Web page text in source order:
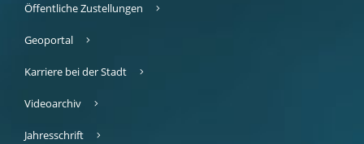
Öffentliche Zustellungen
Geoportal
Karriere bei der Stadt
Videoarchiv
Jahresschrift